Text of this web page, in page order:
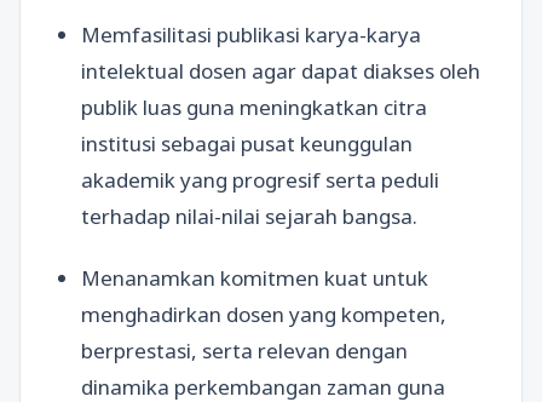
Memfasilitasi publikasi karya-karya
intelektual dosen agar dapat diakses oleh
publik luas guna meningkatkan citra
institusi sebagai pusat keunggulan
akademik yang progresif serta peduli
terhadap nilai-nilai sejarah bangsa.
Menanamkan komitmen kuat untuk
menghadirkan dosen yang kompeten,
berprestasi, serta relevan dengan
dinamika perkembangan zaman guna